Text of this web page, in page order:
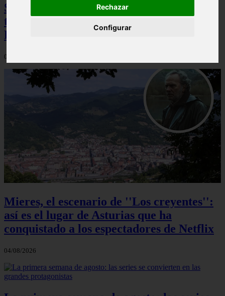
Rechazar
Configurar
Spider-Man: Brand New Day brilla en
taquilla pero pierde el top 10 del UCM en
Rotten Tomatoes
06/08/2026
Mieres, el escenario de ''Los creyentes'':
así es el lugar de Asturias que ha
conquistado a los espectadores de Netflix
04/08/2026